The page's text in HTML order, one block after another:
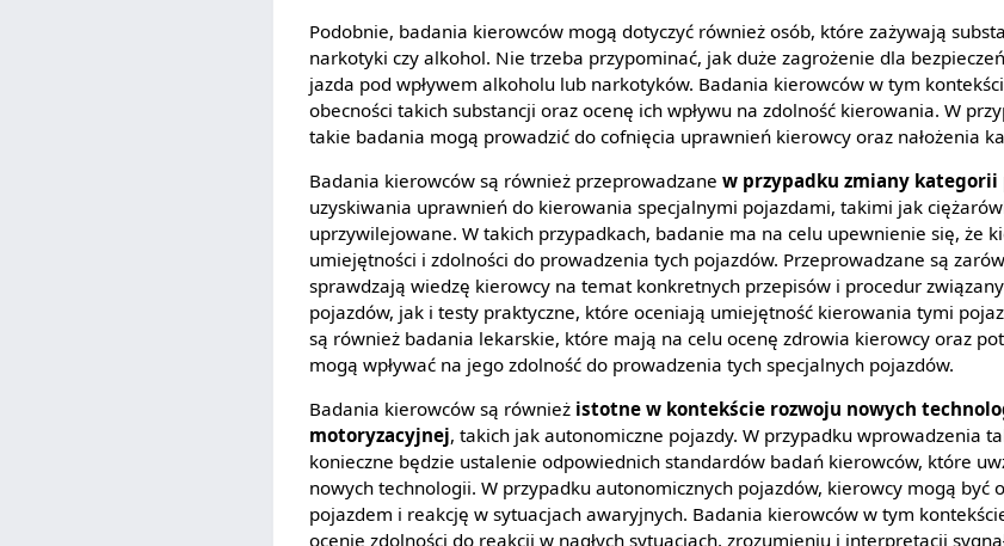
Podobnie, badania kierowców mogą dotyczyć również osób, które zażywają
narkotyki czy alkohol. Nie trzeba przypominać, jak duże zagrożenie dla
jazda pod wpływem alkoholu lub narkotyków. Badania kierowców w tym
obecności takich substancji oraz ocenę ich wpływu na zdolność kierowania. W
takie badania mogą prowadzić do cofnięcia uprawnień kierowcy oraz nałożenia
Badania kierowców są również przeprowadzanew przypadku zmiany kategorii
uzyskiwania uprawnień do kierowania specjalnymi pojazdami, takimi jak
uprzywilejowane. W takich przypadkach, badanie ma na celu upewnienie się, że
umiejętności i zdolności do prowadzenia tych pojazdów. Przeprowadzane są
sprawdzają wiedzę kierowcy na temat konkretnych przepisów i procedur
pojazdów, jak i testy praktyczne, które oceniają umiejętność kierowania tymi
są również badania lekarskie, które mają na celu ocenę zdrowia kierowcy oraz
mogą wpływać na jego zdolność do prowadzenia tych specjalnych pojazdów.
Badania kierowców są również istotne w kontekście rozwoju nowych
motoryzacyjnej, takich jak autonomiczne pojazdy. W przypadku wprowadzenia
konieczne będzie ustalenie odpowiednich standardów badań kierowców, które
nowych technologii. W przypadku autonomicznych pojazdów, kierowcy mogą być
pojazdem i reakcję w sytuacjach awaryjnych. Badania kierowców w tym
ocenie zdolności do reakcji w nagłych sytuacjach, zrozumieniu i interpretacji